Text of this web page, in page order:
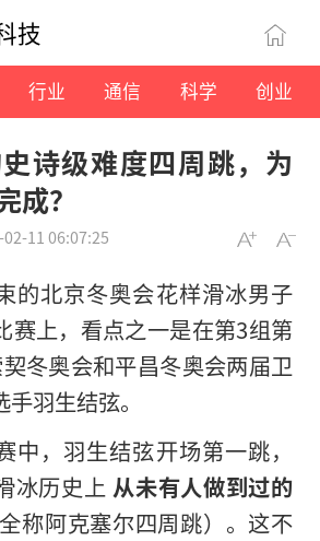
技
行业 通信 科学 创业
诗级难度四周跳，为
成？
11 06:07:25
的北京冬奥会花样滑冰男子
赛上，看点之一是在第3组第
冬奥会和平昌冬奥会两届卫
羽生结弦。
中，羽生结弦开场第一跳，
冰历史上从未有人做到过的
称阿克塞尔四周跳）。这不